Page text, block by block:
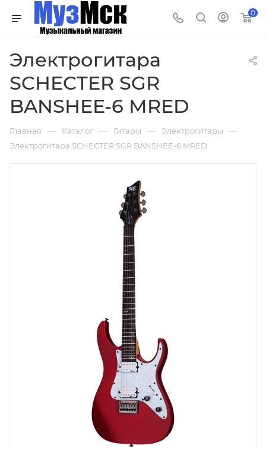
0
Электрогитара
SCHECTER SGR
BANSHEE-6 MRED
Главная — Каталог — Гитары — Электрогитары —
Электрогитара SCHECTER SGR BANSHEE-6 MRED